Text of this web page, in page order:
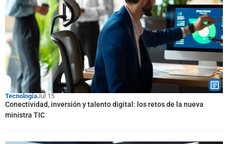
TecnologíaJul 15
Conectividad, inversión y talento digital: los retos de la nueva
ministra TIC